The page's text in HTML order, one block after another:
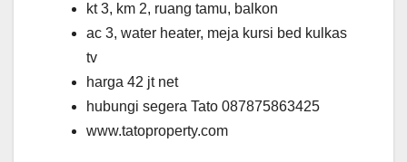
kt 3, km 2, ruang tamu, balkon
ac 3, water heater, meja kursi bed kulkas
tv
harga 42 jt net
hubungi segera Tato 087875863425
www.tatoproperty.com